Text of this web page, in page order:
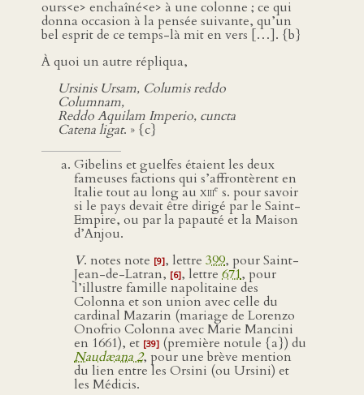
ours<e> enchaîné<e> à une colonne ; ce qui
donna occasion à la pensée suivante, qu’un
bel esprit de ce temps-là mit en vers […]. {b}
À quoi un autre répliqua,
Ursinis Ursam, Columis reddo
Columnam,
Reddo Aquilam Imperio, cuncta
Catena ligat. » {c}
Gibelins et guelfes étaient les deux
fameuses factions qui s’affrontèrent en
Italie tout au long au xiiie s. pour savoir
si le pays devait être dirigé par le Saint-
Empire, ou par la papauté et la Maison
d’Anjou.
V. notes note [9], lettre 399, pour Saint-
Jean-de-Latran, [6], lettre 671, pour
l’illustre famille napolitaine des
Colonna et son union avec celle du
cardinal Mazarin (mariage de Lorenzo
Onofrio Colonna avec Marie Mancini
en 1661), et [39] (première notule {a}) du
Naudæana 2, pour une brève mention
du lien entre les Orsini (ou Ursini) et
les Médicis.